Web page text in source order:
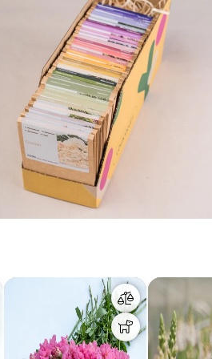
na m2), tam ale riskujeme, že se
kompost. Vyberte pro
různým houbovým
přihnojovat. Jakmile
rovné stonky je síť
1 tedy můžete sít a